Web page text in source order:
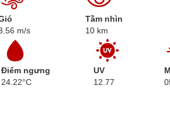
m/s
Tầm nhìn
10 km
Điểm ngưng
24.22°C
UV
12.77